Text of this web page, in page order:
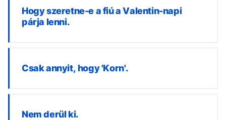
Hogy szeretne-e a fiú a Valentin-napi
párja lenni.
Csak annyit, hogy 'Korn'.
Nem derül ki.